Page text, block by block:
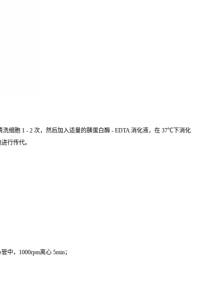
细胞 1 - 2 次，然后加入适量的胰蛋白酶 - EDTA 消化液，在 37℃下消化
行传代。
，1000rpm离心 5min；